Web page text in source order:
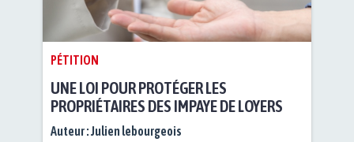
PÉTITION
UNE LOI POUR PROTÉGER LES
PROPRIÉTAIRES DES IMPAYE DE LOYERS
Auteur : Julien lebourgeois